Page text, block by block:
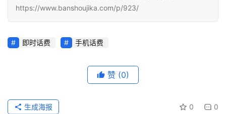
量
办
在
https://www.banshoujika.com/p/923/
即时话费 手机话费
赞 (0)
0 0
生成海报